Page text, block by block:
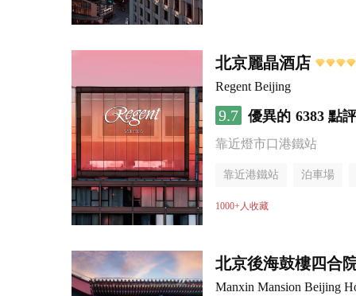
北京麗晶酒店
Regent Beijing
9.7 優異的 6383 點評
靠近燈市口港鐵站
靠近港鐵站 泊車場
無煙樓層
1000+人收藏
北京後海鼓樓四合